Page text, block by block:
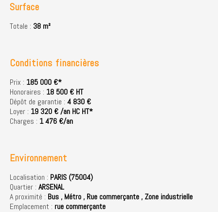
Surface
Totale : 38 m²
Conditions financières
Prix : 185 000 €*
Honoraires : 18 500 € HT
Dépôt de garantie : 4 830 €
Loyer : 19 320 € /an HC HT*
Charges : 1 476 €/an
Environnement
Localisation : PARIS (75004)
Quartier : ARSENAL
A proximité : Bus , Métro , Rue commerçante , Zone industrielle
Emplacement : rue commerçante